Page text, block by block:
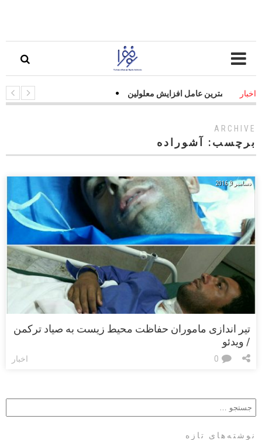
اخبار
جاده‌ای مهمترین عامل افزایش معلولین
ARCHIVE
برچسب: آشوراده
دسامبر 9, 2016
تیر اندازی ماموران حفاظت محیط زیست به صیاد ترکمن
/ ویدئو
اخبار 0
نوشته‌های تازه